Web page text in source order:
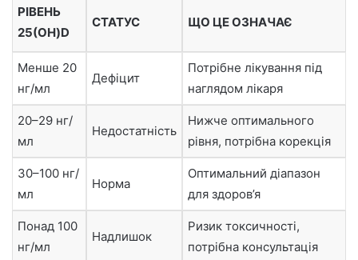
РІВЕНЬ
25(OH)D
СТАТУС ЩО ЦЕ ОЗНАЧАЄ
Менше 20
нг/мл
Дефіцит
Потрібне лікування під
наглядом лікаря
20–29 нг/
мл
Недостатність
Нижче оптимального
рівня, потрібна корекція
30–100 нг/
мл
Норма
Оптимальний діапазон
для здоров’я
Понад 100
нг/мл
Надлишок
Ризик токсичності,
потрібна консультація